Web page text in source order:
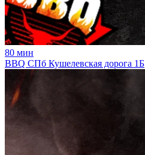
80 мин
BBQ СПб Кушелевская дорога 1Б